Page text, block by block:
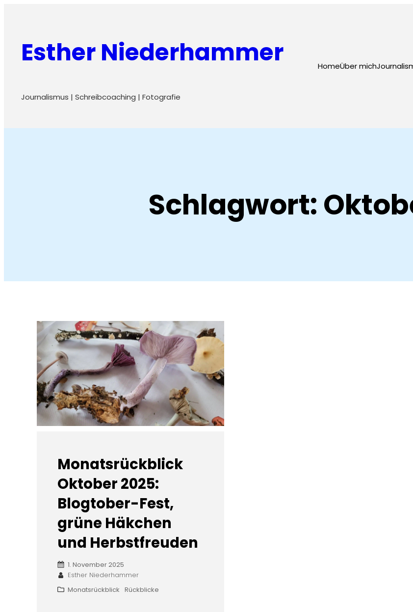
springen
Esther Niederhammer
Journalismus | Schreibcoaching | Fotografie
HomeÜber mich
Schlagwort:
Monatsrückblick
Oktober 2025:
Blogtober-Fest,
grüne Häkchen
und Herbstfreuden
1. November 2025
Esther Niederhammer
Monatsrückblick Rückblicke